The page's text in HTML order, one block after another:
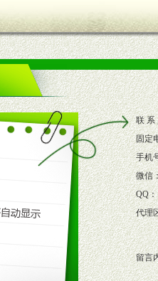
及支持
场协助制定
况公司给予
要，派驻区
售。
况公司给予
联 系
固定
手机
微信
QQ：
代理
留言